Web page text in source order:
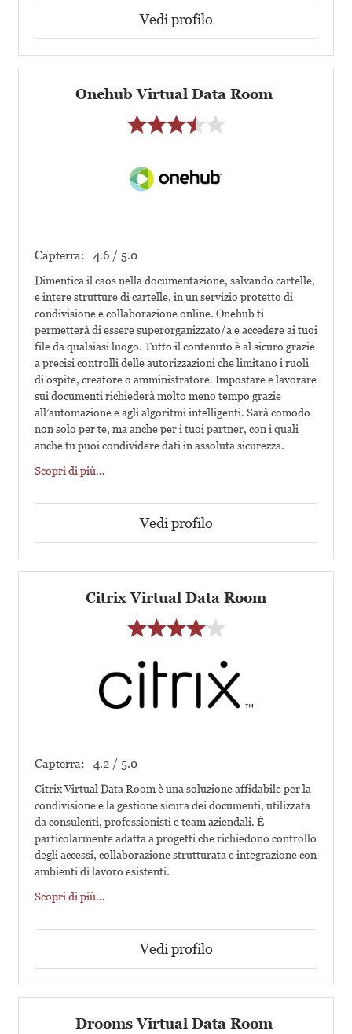
Vedi profilo
Onehub Virtual Data Room
Capterra: 4.6 / 5.0
Dimentica il caos nella documentazione, salvando cartelle,
e intere strutture di cartelle, in un servizio protetto di
condivisione e collaborazione online. Onehub ti
permetterà di essere superorganizzato/a e accedere ai tuoi
file da qualsiasi luogo. Tutto il contenuto è al sicuro grazie
a precisi controlli delle autorizzazioni che limitano i ruoli
di ospite, creatore o amministratore. Impostare e lavorare
sui documenti richiederà molto meno tempo grazie
all’automazione e agli algoritmi intelligenti. Sarà comodo
non solo per te, ma anche per i tuoi partner, con i quali
anche tu puoi condividere dati in assoluta sicurezza.
Scopri di più…
Vedi profilo
Citrix Virtual Data Room
Capterra: 4.2 / 5.0
Citrix Virtual Data Room è una soluzione affidabile per la
condivisione e la gestione sicura dei documenti, utilizzata
da consulenti, professionisti e team aziendali. È
particolarmente adatta a progetti che richiedono controllo
degli accessi, collaborazione strutturata e integrazione con
ambienti di lavoro esistenti.
Scopri di più…
Vedi profilo
Drooms Virtual Data Room